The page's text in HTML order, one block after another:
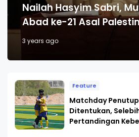
Nailah Hasyim Sabri,
Abad ke-21 Asal
3 years ago
Feature
Matchday
Ditentukan,
Pertandingan